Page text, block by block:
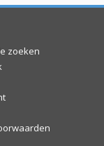
zoeken